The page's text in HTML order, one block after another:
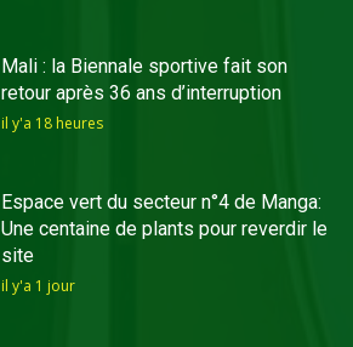
Mali : la Biennale sportive fait son
retour après 36 ans d’interruption
il y'a 18 heures
Espace vert du secteur n°4 de Manga:
Une centaine de plants pour reverdir le
site
il y'a 1 jour